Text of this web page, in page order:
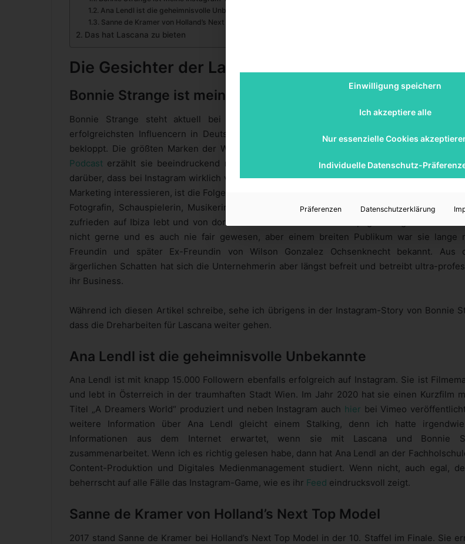
Ana Lendl ist die geheimnisvolle Unbekannte
Sanne de Kramer von Holland’s Next Top Model
Das hat Lascana zu bieten
Die Gesichter der Lascana-Werbung
Bonnie Strange ist meine Instagram-Favoritin
Bonnie Strange steht aktuell bei einer Million Follower auf Instagram und gehört
erfolgreichsten Influencern in Deutschland. Ihr
ist einmalig kreativ, ausgefallen und
bekloppt. Die größten Marken der Welt haben bereits mit ihr zusammengearbeitet und in
Podcast erzählt sie beeindruckend mehr aus ihrer Welt eines Influencers. Dort spricht sie
darüber, dass bei Instagram wirklich viel Geld verdient werden kann. Für alle, die sich für
Marketing interessieren, ist die Folge hörenswert. Sie arbeitet und arbeitete bereits als
Fotografin, Schauspielerin, Musikerin und Model. Ebenfalls erzählt sie im Podcast, dass
zufrieden auf Ibiza lebt und von dort aus ihre internationalen Kampagnen organisiert. Sie
nicht gerne und es auch nie fair gewesen, aber einem breiten Publikum war sie lange
Freundin und später Ex-Freundin von Wilson Gonzalez Ochsenknecht bekannt. Aus
ärgerlichen Schatten hat sich die Unternehmerin aber längst befreit und betreibt ultra-
ihr Business.
Während ich diesen Artikel schreibe, sehe ich übrigens in der Instagram-Story von Bonnie
dass die Dreharbeiten für Lascana weiter gehen.
Ana Lendl ist die geheimnisvolle Unbekannte
Ana Lendl ist mit knapp 15.000 Followern ebenfalls erfolgreich auf Instagram. Sie ist
und lebt in Österreich in der traumhaften Stadt Wien. Im Jahr 2020 hat sie einen Kurzfilm
Titel „A Dreamers World“ produziert und neben Instagram auch hier bei Vimeo
weitere Information über Ana Lendl gleicht einem Stalking, denn ich hatte
Informationen aus dem Internet erwartet, wenn sie mit Lascana und Bonnie
zusammenarbeitet. Wenn ich es richtig gelesen habe, dann hat Ana Lendl an der
Content-Produktion und Digitales Medienmanagement studiert. Wenn nicht, auch egal,
beherrscht auf alle Fälle das Instagram-Game, wie es ihr Feed eindrucksvoll zeigt.
Sanne de Kramer von Holland’s Next Top Model
2017 stand Sanne de Kramer bei Holland’s Next Top Model in der 10. Staffel im Finale. Sie
Einwilligung speichern
Ich akzeptiere alle
Nur essenzielle Cookies
Individuelle Datenschutz-
Präferenzen Datenschutzerklärung